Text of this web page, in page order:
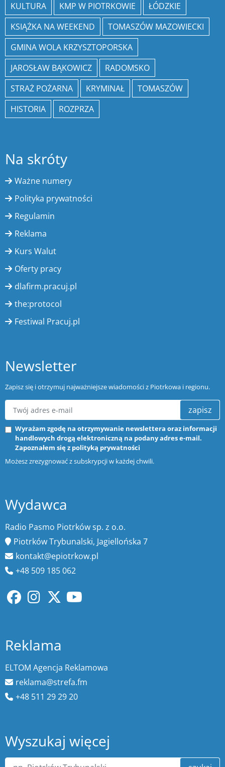
KULTURA
KMP W PIOTRKOWIE
ŁÓDZKIE
KSIĄŻKA NA WEEKEND
TOMASZÓW MAZOWIECKI
GMINA WOLA KRZYSZTOPORSKA
JAROSŁAW BĄKOWICZ
RADOMSKO
STRAŻ POŻARNA
KRYMINAŁ
TOMASZÓW
HISTORIA
ROZPRZA
Na skróty
Ważne numery
Polityka prywatności
Regulamin
Reklama
Kurs Walut
Oferty pracy
dlafirm.pracuj.pl
the:protocol
Festiwal Pracuj.pl
Newsletter
Zapisz się i otrzymuj najważniejsze wiadomości z Piotrkowa i regionu.
zapisz
Wyrażam zgodę na otrzymywanie newslettera oraz informacji
handlowych drogą elektroniczną na podany adres e-mail.
Zapoznałem się z polityką prywatności
Możesz zrezygnować z subskrypcji w każdej chwili.
Wydawca
Radio Pasmo Piotrków sp. z o.o.
Piotrków Trybunalski, Jagiellońska 7
kontakt@epiotrkow.pl
+48 509 185 062
Reklama
ELTOM Agencja Reklamowa
reklama@strefa.fm
+48 511 29 29 20
Wyszukaj więcej